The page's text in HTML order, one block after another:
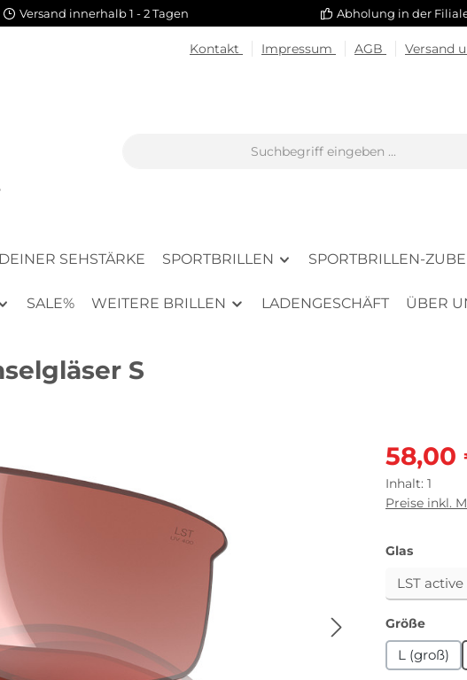
Versand innerhalb 1 - 2 Tagen Abholung in der
Kontakt Impressum AGB Versand
SEHSTÄRKE SPORTBRILLEN SPORTBRILLEN-
SALE% WEITERE BRILLEN LADENGESCHÄFT ÜBER
S
58,00
Inhalt: 1
Preise inkl.
Glas
Größe
L (groß)